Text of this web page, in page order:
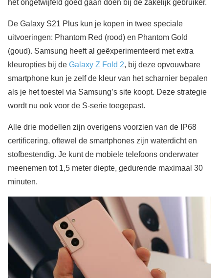
het ongetwijfeld goed gaan doen bij de zakelijk gebruiker.
De Galaxy S21 Plus kun je kopen in twee speciale
uitvoeringen: Phantom Red (rood) en Phantom Gold
(goud). Samsung heeft al geëxperimenteerd met extra
kleuropties bij de Galaxy Z Fold 2, bij deze opvouwbare
smartphone kun je zelf de kleur van het scharnier bepalen
als je het toestel via Samsung’s site koopt. Deze strategie
wordt nu ook voor de S-serie toegepast.
Alle drie modellen zijn overigens voorzien van de IP68
certificering, oftewel de smartphones zijn waterdicht en
stofbestendig. Je kunt de mobiele telefoons onderwater
meenemen tot 1,5 meter diepte, gedurende maximaal 30
minuten.